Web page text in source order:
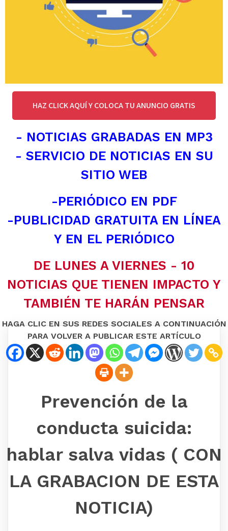
HAZ CLICK AQUÍ Y COLOCA TU ANUNCIO GRATIS
- NOTICIAS GRABADAS EN MP3
- SERVICIO DE NOTICIAS EN SU
SITIO WEB
-PERIÓDICO EN PDF
-PUBLICIDAD GRATUITA EN LÍNEA
Y EN EL PERIÓDICO
DE LUNES A VIERNES - 10
NOTICIAS QUE TIENEN IMPACTO Y
TAMBIÉN TE HARÁN PENSAR
HAGA CLIC EN SUS REDES SOCIALES A CONTINUACIÓN
PARA VOLVER A PUBLICAR ESTE ARTÍCULO
Prevención de la
conducta suicida:
hablar salva vidas ( CON
LA GRABACION DE ESTA
NOTICIA)